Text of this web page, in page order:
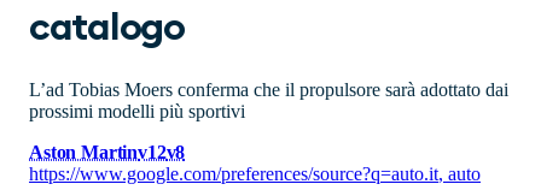
catalogo
L’ad Tobias Moers conferma che il propulsore sarà adottato dai
prossimi modelli più sportivi
Aston Martinv12v8
https://www.google.com/preferences/source?q=auto.it, auto